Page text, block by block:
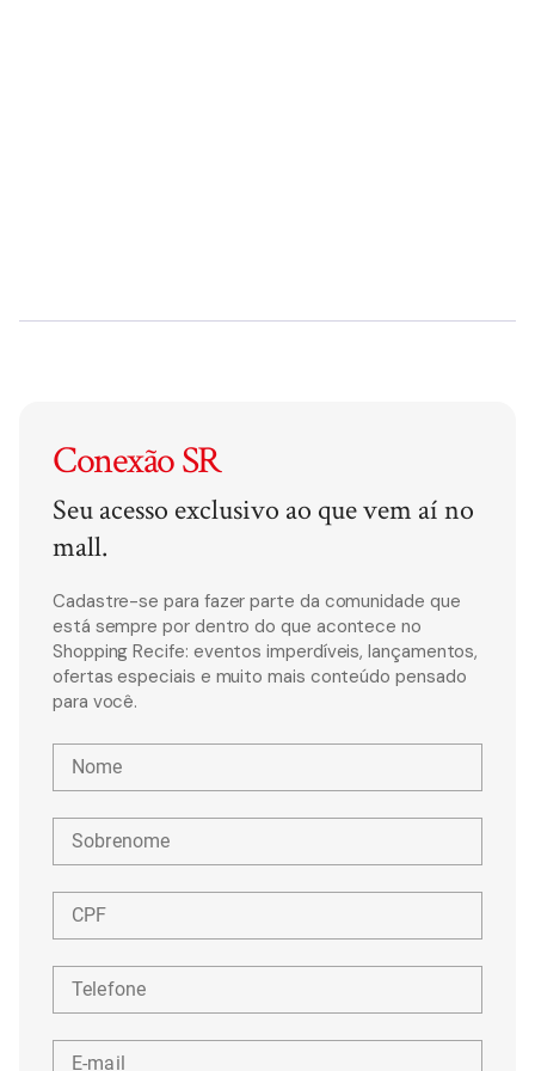
Conexão SR
Seu acesso exclusivo ao que vem aí no
mall.
Cadastre-se para fazer parte da comunidade que
está sempre por dentro do que acontece no
Shopping Recife: eventos imperdíveis, lançamentos,
ofertas especiais e muito mais conteúdo pensado
para você.
Nome
Sobrenome
CPF
Telefone
E-mail